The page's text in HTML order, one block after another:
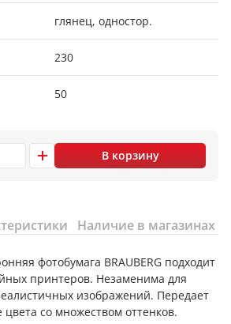
глянец, одностор.
230
50
В корзину
Наличие в магазинах
фотобумага BRAUBERG подходит
принтеров. Незаменима для
изображений. Передает
со множеством оттенков.